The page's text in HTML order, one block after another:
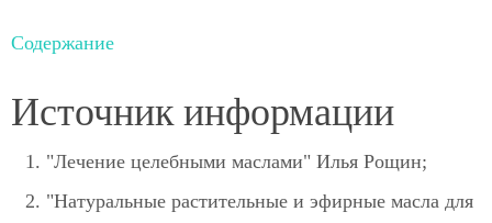
Содержание
Источник информации
"Лечение целебными маслами" Илья Рощин;
"Натуральные растительные и эфирные масла для